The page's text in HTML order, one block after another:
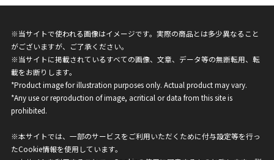
※当サイトで使われる画像はイメージです。実際の商品とは多少異なること
がございますが、ご了承ください。
※当サイトに掲載されているすべての画像、文章、データ等の無断転用、転
載をお断りします。
*Product image for illustration purposes only. Actual product may vary.
*Any use or reproduction of image, acritical or data from this site is
prohibited.
※本サイトでは、一部のサービスをご利用いただくために付与設定等を行っ
たCookie情報を使用しています。